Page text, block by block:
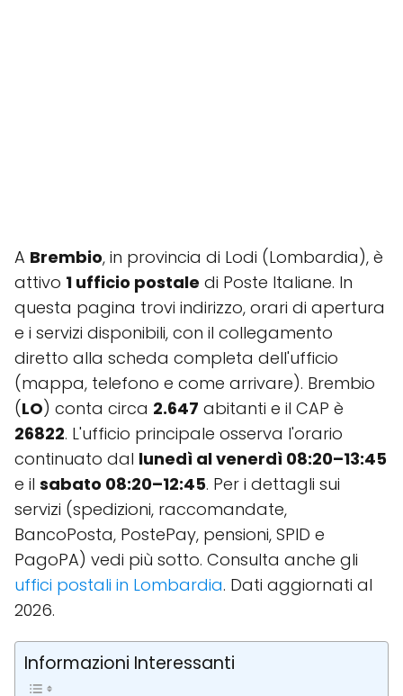
A Brembio, in provincia di Lodi (Lombardia), è
attivo 1 ufficio postale di Poste Italiane. In
questa pagina trovi indirizzo, orari di apertura
e i servizi disponibili, con il collegamento
diretto alla scheda completa dell'ufficio
(mappa, telefono e come arrivare). Brembio
(LO) conta circa 2.647 abitanti e il CAP è
26822. L'ufficio principale osserva l'orario
continuato dal lunedì al venerdì 08:20–13:45
e il sabato 08:20–12:45. Per i dettagli sui
servizi (spedizioni, raccomandate,
BancoPosta, PostePay, pensioni, SPID e
PagoPA) vedi più sotto. Consulta anche gli
uffici postali in Lombardia. Dati aggiornati al
2026.
Informazioni Interessanti